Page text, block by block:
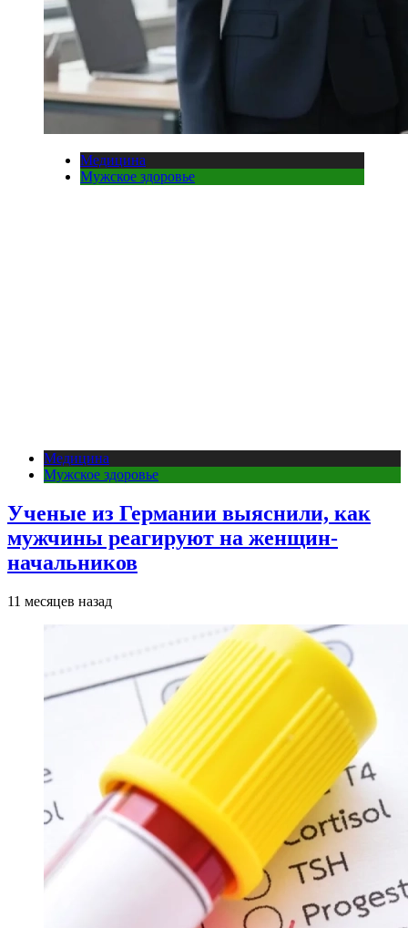
Медицина
Мужское здоровье
Медицина
Мужское здоровье
Ученые из Германии выяснили, как
мужчины реагируют на женщин-
начальников
11 месяцев назад